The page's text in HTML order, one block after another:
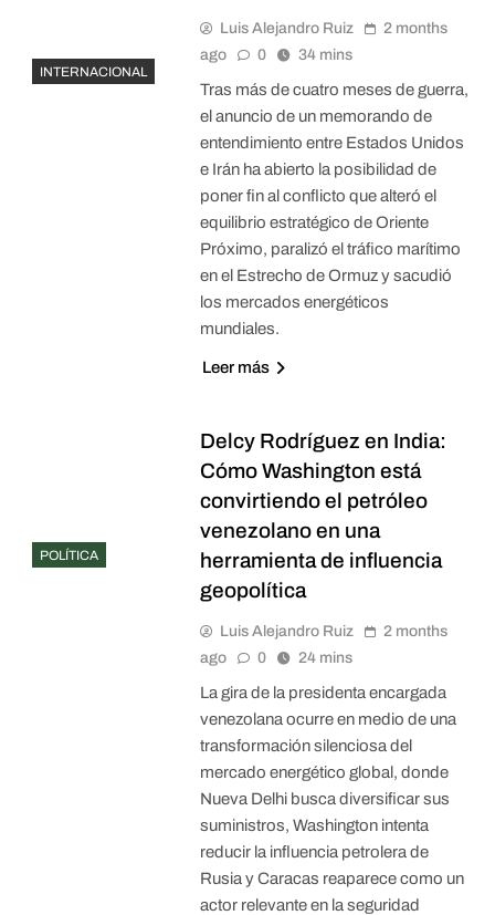
INTERNACIONAL
Luis Alejandro Ruiz
2 months
ago
0 34 mins
Tras más de cuatro meses de guerra,
el anuncio de un memorando de
entendimiento entre Estados Unidos
e Irán ha abierto la posibilidad de
poner fin al conflicto que alteró el
equilibrio estratégico de Oriente
Próximo, paralizó el tráfico marítimo
en el Estrecho de Ormuz y sacudió
los mercados energéticos
mundiales.
Leer más
POLÍTICA
Delcy Rodríguez en India:
Cómo Washington está
convirtiendo el petróleo
venezolano en una
herramienta de influencia
geopolítica
Luis Alejandro Ruiz
2 months
ago
0 24 mins
La gira de la presidenta encargada
venezolana ocurre en medio de una
transformación silenciosa del
mercado energético global, donde
Nueva Delhi busca diversificar sus
suministros, Washington intenta
reducir la influencia petrolera de
Rusia y Caracas reaparece como un
actor relevante en la seguridad